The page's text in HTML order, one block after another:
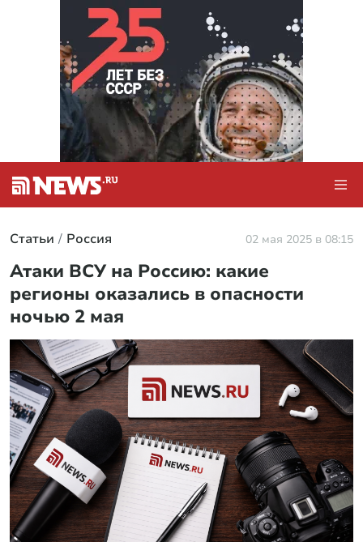
Статьи Россия 02 мая 2025 в 08:15
Атаки ВСУ на Россию: какие
регионы оказались в опасности
ночью 2 мая